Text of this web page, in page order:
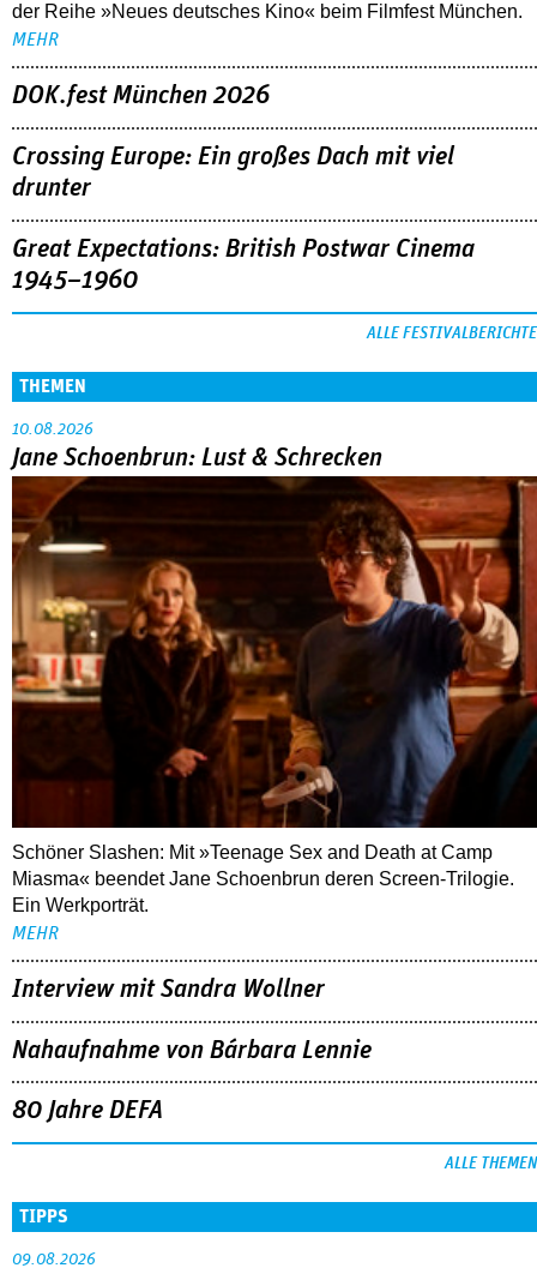
der Reihe »Neues deutsches Kino« beim Filmfest München.
MEHR
DOK.fest München 2026
Crossing Europe: Ein großes Dach mit viel
drunter
Great Expectations: British Postwar Cinema
1945–1960
ALLE FESTIVALBERICHTE
THEMEN
10.08.2026
Jane Schoenbrun: Lust & Schrecken
Schöner Slashen: Mit »Teenage Sex and Death at Camp
Miasma« beendet Jane Schoenbrun deren Screen-Trilogie.
Ein Werkporträt.
MEHR
Interview mit Sandra Wollner
Nahaufnahme von Bárbara Lennie
80 Jahre DEFA
ALLE THEMEN
TIPPS
09.08.2026